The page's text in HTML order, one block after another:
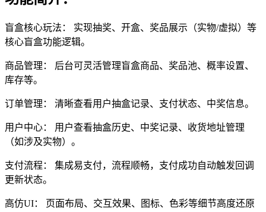
盲盒核心玩法： 实现抽奖、开盒、奖品展示（实物/虚拟）等
核心盲盒功能逻辑。
商品管理： 后台可灵活管理盲盒商品、奖品池、概率设置、
库存等。
订单管理： 清晰查看用户抽盒记录、支付状态、中奖信息。
用户中心： 用户查看抽盒历史、中奖记录、收货地址管理
（如涉及实物）。
支付流程： 集成易支付，流程顺畅，支付成功自动触发回调
更新状态。
高仿UI： 页面布局、交互效果、图标、色彩等细节高度还原